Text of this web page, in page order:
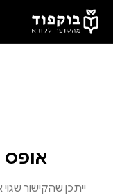
דלג לתוכן הראשי
ייתכן שהקישור